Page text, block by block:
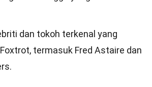
dan tokoh terkenal yang
termasuk Fred Astaire dan